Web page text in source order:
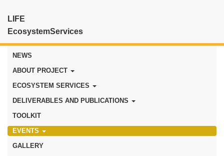
LIFE
EcosystemServices
NEWS
ABOUT PROJECT
ECOSYSTEM SERVICES
DELIVERABLES AND PUBLICATIONS
TOOLKIT
EVENTS
GALLERY